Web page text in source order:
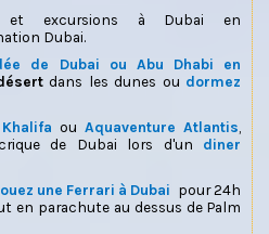
et excursions à Dubai en
Dubai.
de Dubai ou Abu Dhabi en
dans les dunes ou dormez
ou Aquaventure Atlantis
de Dubai lors d'un diner
une Ferrari à Dubai pour 24h
en parachute au dessus de Palm